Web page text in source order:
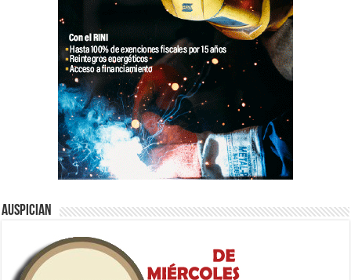
Auspician